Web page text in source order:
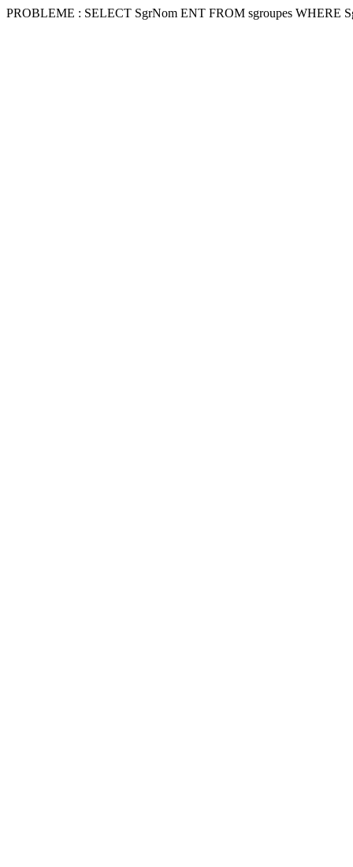
PROBLEME : SELECT SgrNom ENT FROM sgroupes WHERE